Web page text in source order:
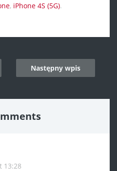
, iPhone 4S (5G).
Następny wpis
13:28